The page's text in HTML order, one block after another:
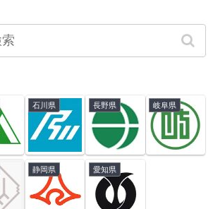
石川県 長野県 岐阜県
静岡県 愛知県